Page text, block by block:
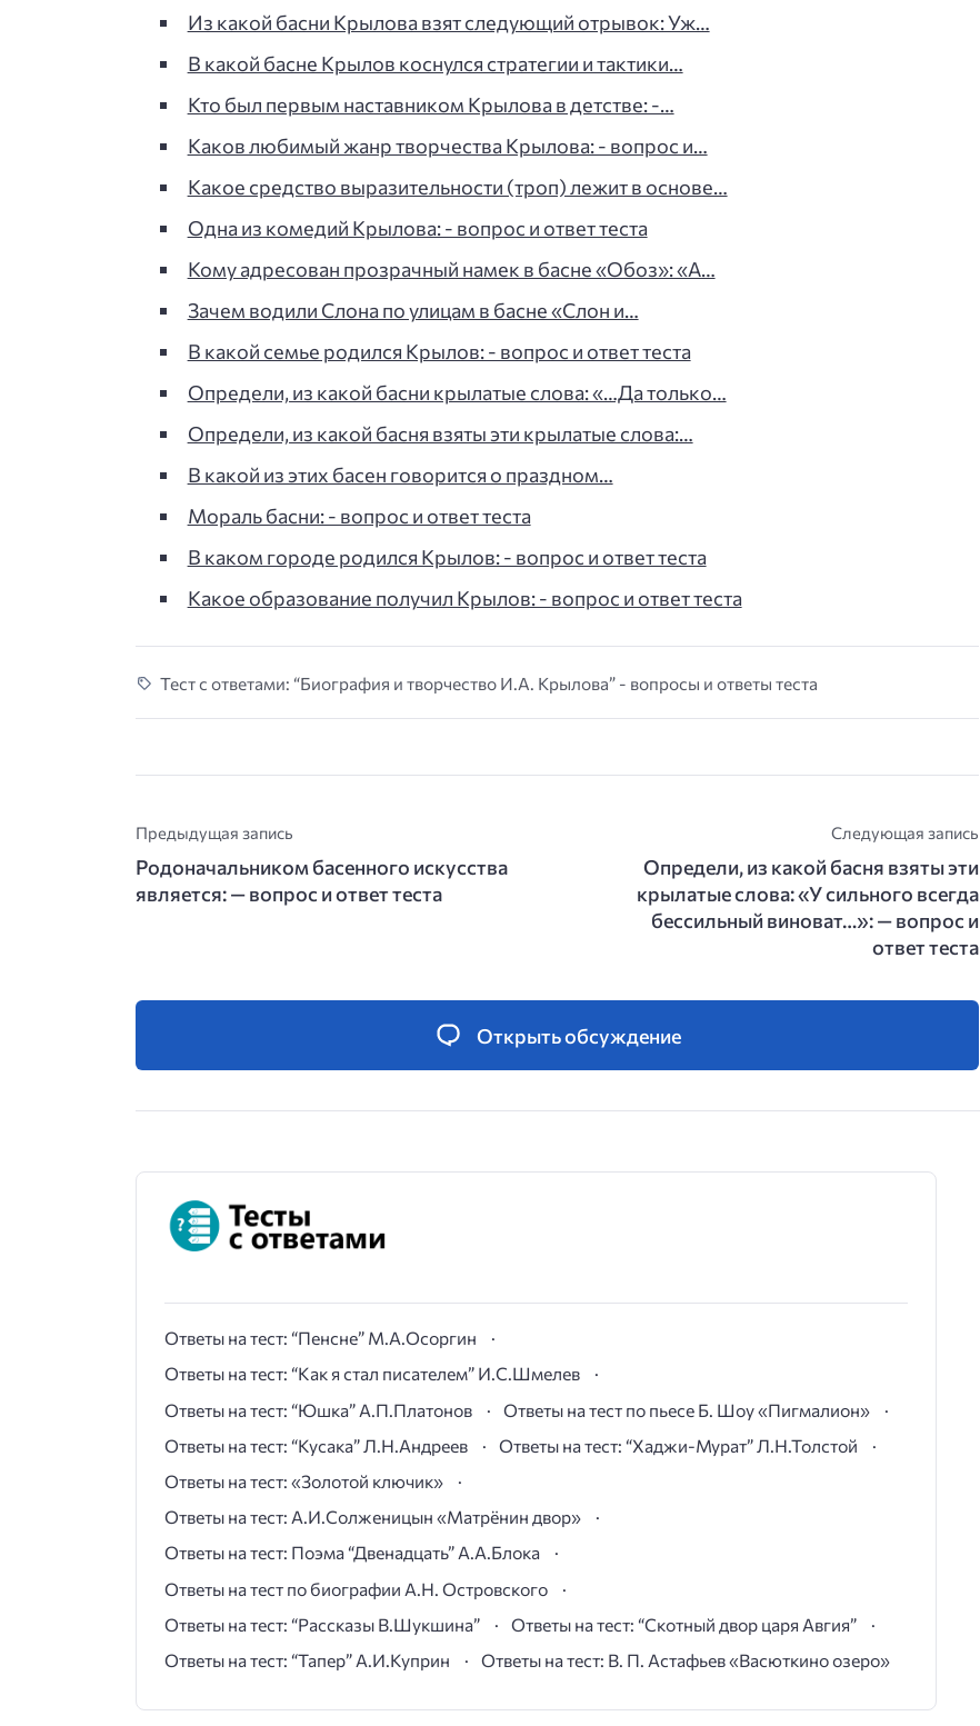
Из какой басни Крылова взят следующий отрывок: Уж…
В какой басне Крылов коснулся стратегии и тактики…
Кто был первым наставником Крылова в детстве: -…
Каков любимый жанр творчества Крылова: - вопрос и…
Какое средство выразительности (троп) лежит в основе…
Одна из комедий Крылова: - вопрос и ответ теста
Кому адресован прозрачный намек в басне «Обоз»: «А…
Зачем водили Слона по улицам в басне «Слон и…
В какой семье родился Крылов: - вопрос и ответ теста
Определи, из какой басни крылатые слова: «…Да только…
Определи, из какой басня взяты эти крылатые слова:…
В какой из этих басен говорится о праздном…
Мораль басни: - вопрос и ответ теста
В каком городе родился Крылов: - вопрос и ответ теста
Какое образование получил Крылов: - вопрос и ответ теста
Тест с ответами: “Биография и творчество И.А. Крылова” - вопросы и ответы теста
Предыдущая запись
Родоначальником басенного искусства
является: — вопрос и ответ теста
Следующая запись
Определи, из какой басня взяты эти
крылатые слова: «У сильного всегда
бессильный виноват…»: — вопрос и
ответ теста
Открыть обсуждение
Ответы на тест: “Пенсне” М.А.Осоргин
Ответы на тест: “Как я стал писателем” И.С.Шмелев
Ответы на тест: “Юшка” А.П.Платонов
Ответы на тест по пьесе Б. Шоу «Пигмалион»
Ответы на тест: “Кусака” Л.Н.Андреев
Ответы на тест: “Хаджи-Мурат” Л.Н.Толстой
Ответы на тест: «Золотой ключик»
Ответы на тест: А.И.Солженицын «Матрёнин двор»
Ответы на тест: Поэма “Двенадцать” А.А.Блока
Ответы на тест по биографии А.Н. Островского
Ответы на тест: “Рассказы В.Шукшина”
Ответы на тест: “Скотный двор царя Авгия”
Ответы на тест: “Тапер” А.И.Куприн
Ответы на тест: В. П. Астафьев «Васюткино озеро»